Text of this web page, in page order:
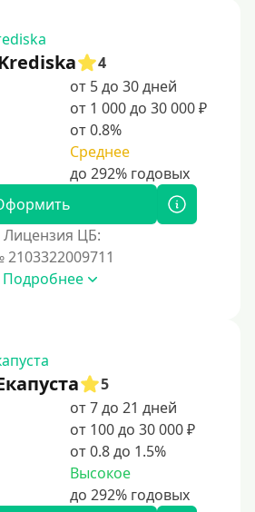
4
от 5 до 30 дней
от 1 000 до 30 000 ₽
от 0.8%
Среднее
Лицензия ЦБ:
2103322009711
Подробнее
5
от 7 до 21 дней
от 100 до 30 000 ₽
от 0.8 до 1.5%
Высокое